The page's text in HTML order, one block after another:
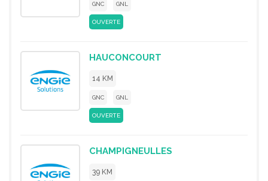
GNC GNL
OUVERTE
HAUCONCOURT
14 KM
GNC GNL
OUVERTE
CHAMPIGNEULLES
39 KM